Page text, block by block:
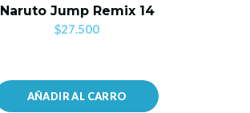
Naruto Jump Remix 14
$27.500
AÑADIR AL CARRO